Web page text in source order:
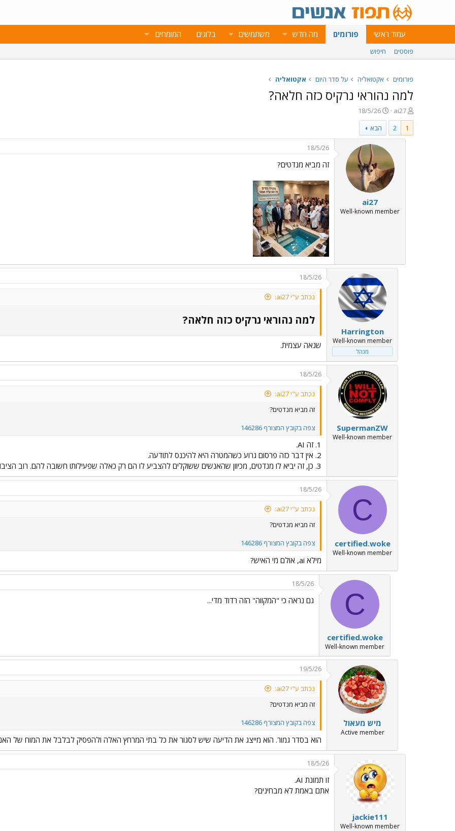
עמוד ראשי פורומים מה חדש משתמשים בלוגים המומחים
פוסטים חיפוש
פורומים אקטואליה על סדר היום אקטואליה
למה נהוראי נרקיס כזה חלאה?
פ
ו
ת
ח
ai27
פ
ו
ר
ס
ם
ת
א
ר
י
18/5/26
1
2 הבא
ai27
Well-known member
18/5/26
זה מביא מנדטים?
Harrington
Well-known member
מנהל
18/5/26
נכתב ע"י ai27:
למה נהוראי נרקיס כזה חלאה?​
שנאה עצמית.
SupermanZW
Well-known member
18/5/26
נכתב ע"י ai27:
זה מביא מנדטים?
צפה בקובץ המצורף 146286
1. זה AI.
2. אין דבר כזה פרסום גרוע כשהמטרה היא להיכנס לתודעה.
3. כן, זה יביא לו מנדטים, מכיוון שהאנשים ששוקלים להצביע לו הם רק כאלה שפעילותו חשובה להם. רוב הציבור לא איתו ואלה שאיתו מעוניינים בפרובוקציות שלו.
C
certified.woke
Well-known member
18/5/26
נכתב ע"י ai27:
זה מביא מנדטים?
צפה בקובץ המצורף 146286
מילא ai, אולם מי האיש?
C
certified.woke
Well-known member
18/5/26
גם נראה כי "המקווה" הזה רדוד מדי...
מיש מעאול
Active member
19/5/26
נכתב ע"י ai27:
זה מביא מנדטים?
צפה בקובץ המצורף 146286
הוא בסדר גמור. הוא מייצג את הדיעה שיש לסגור את כל בתי המרחץ האלה ולהפסיק לבלבל את המוח של
jackie111
Well-known member
18/5/26
זו תמונת AI.
אתם באמת לא מבחינים?